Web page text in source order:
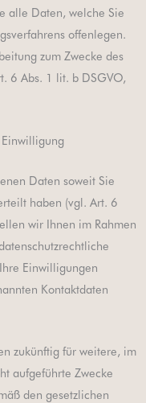
alle Daten, welche Sie
offenlegen.
zum Zwecke des
6 Abs. 1 lit. b DSGVO,
Daten soweit Sie
haben (vgl. Art. 6
wir Ihnen im Rahmen
Einwilligungen
Kontaktdaten
zukünftig für weitere, im
aufgeführte Zwecke
den gesetzlichen